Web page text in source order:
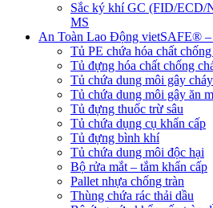
Sắc ký khí GC (FID/
MS
An Toàn Lao Động vietSAFE®
Tủ PE chứa hóa chất
Tủ đựng hóa chất chống
Tủ chứa dung môi gây cháy
Tủ chứa dung môi gây ăn
Tủ đựng thuốc trừ sâu
Tủ chứa dụng cụ khẩn cấp
Tủ đựng bình khí
Tủ chứa dung môi độc hại
Bộ rửa mắt – tắm khẩn cấp
Pallet nhựa chống tràn
Thùng chứa rác thải dầu